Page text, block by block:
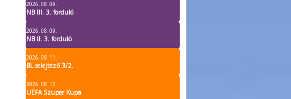
2026. 08. 09.
NB III. 3. forduló
2026. 08. 09.
NB II. 3. forduló
2026. 08. 11.
BL selejtező 3/2.
2026. 08. 12.
UEFA Szuper Kupa